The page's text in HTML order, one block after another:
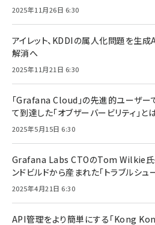
2025年11月26日 6:30
アイレット、KDDIの属人化問題を生
解消へ
2025年11月21日 6:30
「Grafana Cloud」の先進的ユーザ
て到達した「オブザーバービリティ」と
2025年5月15日 6:30
Grafana Labs CTOのTom Wilkie氏イ
ンドビルドから産まれた「トラブルシュ
2025年4月21日 6:30
API管理をより簡単にする「Kong